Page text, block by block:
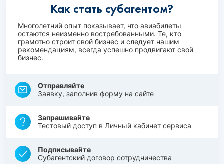
Как стать субагентом?
Многолетний опыт показывает, что авиабилеты
остаются неизменно востребованными. Те, кто
грамотно строит свой бизнес и следует нашим
рекомендациям, всегда успешно продвигают свой
бизнес.
Отправляйте
Заявку, заполнив форму на сайте
Запрашивайте
Тестовый доступ в Личный кабинет сервиса
Подписывайте
Субагентский договор сотрудничества